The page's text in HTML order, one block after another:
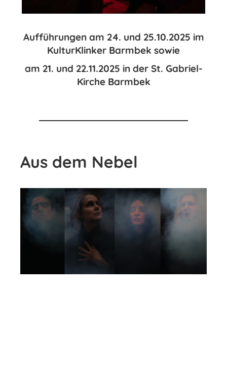
Aufführungen am 24. und 25.10.2025 im
KulturKlinker Barmbek sowie
am 21. und 22.11.2025 in der St. Gabriel-
Kirche Barmbek
Aus dem Nebel